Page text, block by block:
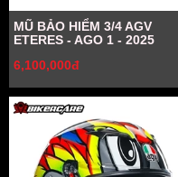
MŨ BẢO HIỂM 3/4 AGV
ETERES - AGO 1 - 2025
6,100,000đ